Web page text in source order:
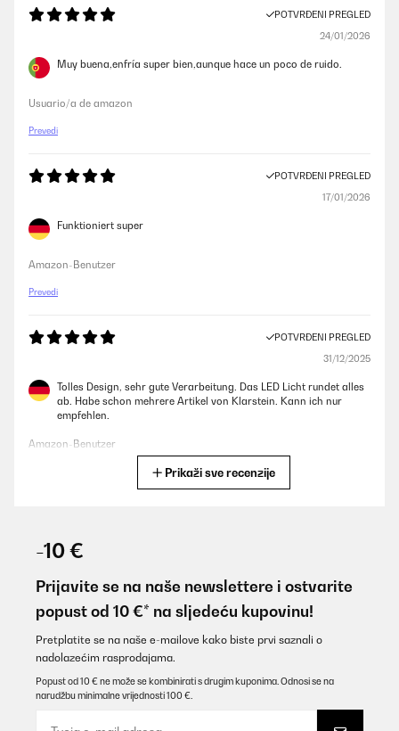
POTVRĐENI PREGLED
24/01/2026
Muy buena,enfría super bien,aunque hace un poco de ruido.
Usuario/a de amazon
Prevedi
POTVRĐENI PREGLED
17/01/2026
Funktioniert super
Amazon-Benutzer
Prevedi
POTVRĐENI PREGLED
31/12/2025
Tolles Design, sehr gute Verarbeitung. Das LED Licht rundet alles
ab. Habe schon mehrere Artikel von Klarstein. Kann ich nur
empfehlen.
Amazon-Benutzer
der überdachten Terrasse..
Amazon-Benutzer
Prevedi
POTVRĐENI PREGLED
Prikaži sve recenzije
-10 €
Prijavite se na naše newslettere i ostvarite
popust od 10 €* na sljedeću kupovinu!
Pretplatite se na naše e-mailove kako biste prvi saznali o
nadolazećim rasprodajama.
Popust od 10 € ne može se kombinirati s drugim kuponima. Odnosi se na
narudžbu minimalne vrijednosti 100 €.